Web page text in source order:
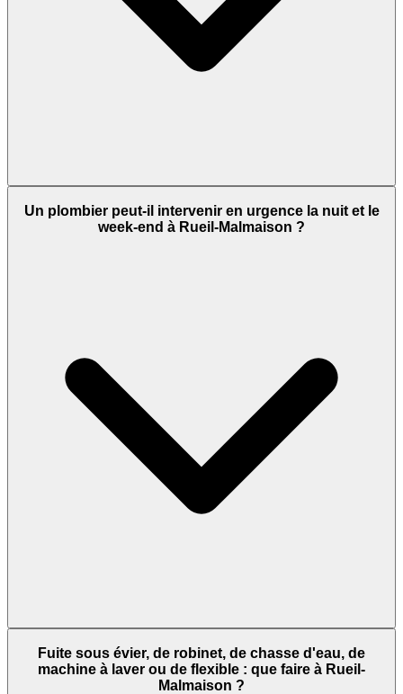
Un plombier peut-il intervenir en urgence la nuit et le
week-end à Rueil-Malmaison ?
Fuite sous évier, de robinet, de chasse d'eau, de
machine à laver ou de flexible : que faire à Rueil-
Malmaison ?